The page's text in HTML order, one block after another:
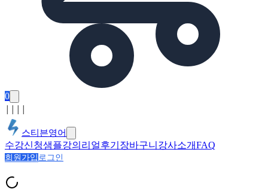
0
스티븐영어
수강신청샘플강의 리얼후기 장바구니 강사소개FAQ
회원가입 로그인